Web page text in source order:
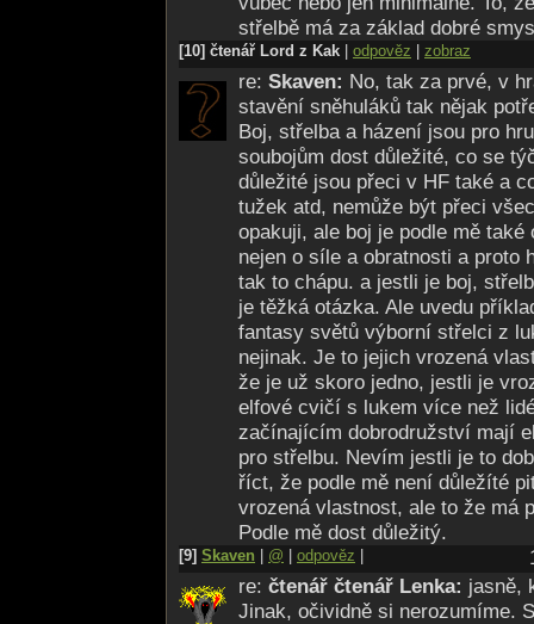
střelbě má za základ dobré
[10] čtenář Lord z Kak odpověz zobraz
re: Skaven: No, tak za prvé, v
stavění sněhuláků tak nějak
Boj, střelba a házení jsou pro
soubojům dost důležité, co se
důležité jsou přeci v HF také a
tužek atd, nemůže být přeci
opakuji, ale boj je podle mě
nejen o síle a obratnosti a proto
tak to chápu. a jestli je boj,
je těžká otázka. Ale uvedu
fantasy světů výborní střelci z
nejinak. Je to jejich vrozená
že je už skoro jedno, jestli je
elfové cvičí s lukem více než
začínajícím dobrodružství mají
pro střelbu. Nevím jestli je to
říct, že podle mě není důležíté
vrozená vlastnost, ale to že má
Podle mě dost důležitý.
[9] Skaven @ odpověz
re: čtenář čtenář Lenka: jasně,
Jinak, očividně si nerozumíme.